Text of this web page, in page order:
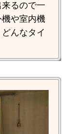
るので一
や室内機
んなタイ